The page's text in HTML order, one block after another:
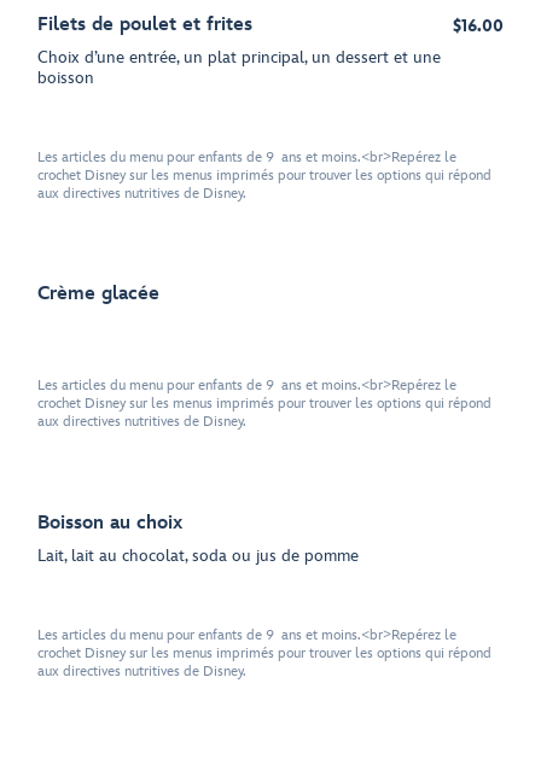
Filets de poulet et frites
Choix d’une entrée, un plat principal, un dessert et une
boisson
$16.00
Les articles du menu pour enfants de 9 ans et moins.<br>Repérez le
crochet Disney sur les menus imprimés pour trouver les options qui répond
aux directives nutritives de Disney.
Crème glacée
Les articles du menu pour enfants de 9 ans et moins.<br>Repérez le
crochet Disney sur les menus imprimés pour trouver les options qui répond
aux directives nutritives de Disney.
Boisson au choix
Lait, lait au chocolat, soda ou jus de pomme
Les articles du menu pour enfants de 9 ans et moins.<br>Repérez le
crochet Disney sur les menus imprimés pour trouver les options qui répond
aux directives nutritives de Disney.